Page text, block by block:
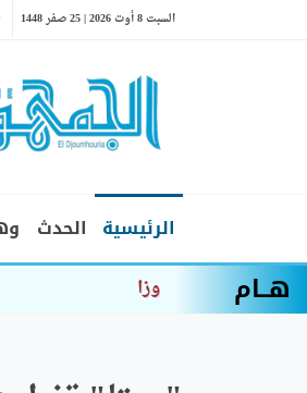
السبت 8 أوت 2026 | 25 صفر 1448
الرئيسية الحدث
هــام وزارة الداخلية :